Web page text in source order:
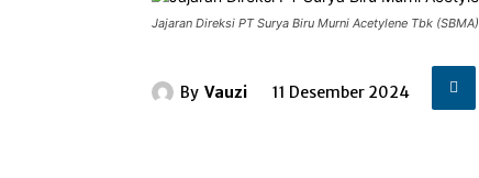
Jajaran Direksi PT Surya Biru Murni Acetylene Tbk (SBMA)
By Vauzi 11 Desember 2024